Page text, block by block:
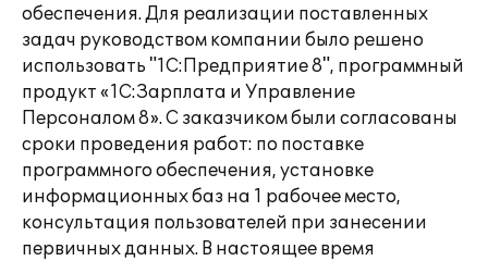
обеспечения. Для реализации поставленных
задач руководством компании было решено
использовать "1С:Предприятие 8", программный
продукт «1С:Зарплата и Управление
Персоналом 8». С заказчиком были согласованы
сроки проведения работ: по поставке
программного обеспечения, установке
информационных баз на 1 рабочее место,
консультация пользователей при занесении
первичных данных. В настоящее время